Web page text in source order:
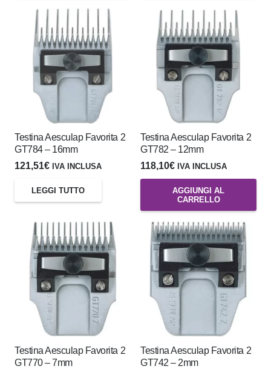
Testina Aesculap Favorita 2
GT784 – 16mm
121,51€ IVA INCLUSA
LEGGI TUTTO
Testina Aesculap Favorita 2
GT782 – 12mm
118,10€ IVA INCLUSA
AGGIUNGI AL
CARRELLO
Testina Aesculap Favorita 2
GT770 – 7mm
Testina Aesculap Favorita 2
GT742 – 2mm